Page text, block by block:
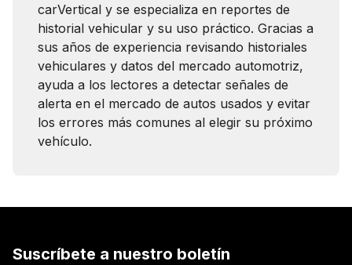
carVertical y se especializa en reportes de
historial vehicular y su uso práctico. Gracias a
sus años de experiencia revisando historiales
vehiculares y datos del mercado automotriz,
ayuda a los lectores a detectar señales de
alerta en el mercado de autos usados y evitar
los errores más comunes al elegir su próximo
vehículo.
Suscríbete a nuestro boletín